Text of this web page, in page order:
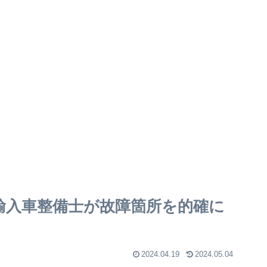
車整備士が故障箇所を的確に
2024.04.19 2024.05.04